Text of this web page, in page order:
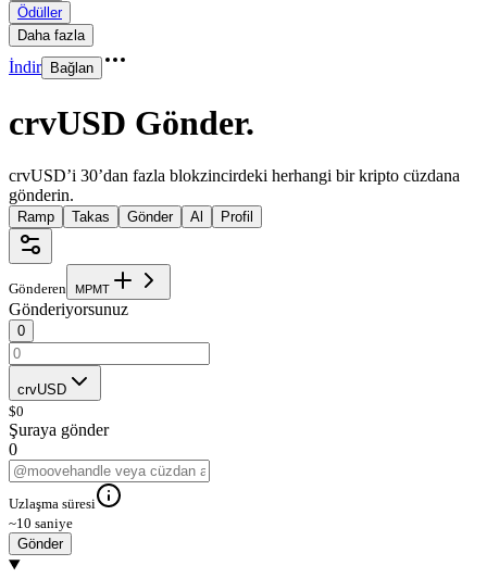
Ödüller
Daha fazla
İndir Bağlan
crvUSD Gönder.
crvUSD’i 30’dan fazla blokzincirdeki herhangi bir kripto cüzdana
gönderin.
Ramp Takas Gönder Al Profil
Gönderen MPMT
Gönderiyorsunuz
0
crvUSD
$0
Şuraya gönder
0
Uzlaşma süresi
~10 saniye
Gönder